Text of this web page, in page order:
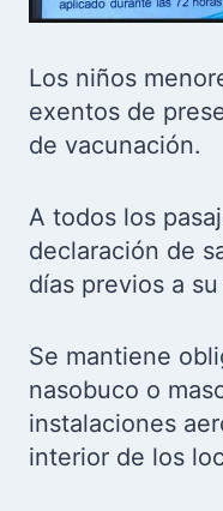
Los niños
exentos de
de vacunación.
A todos los
declaración de
días previos a
Se mantiene
nasobuco o
instalaciones
interior de los